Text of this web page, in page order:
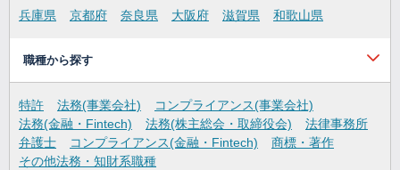
兵庫県 京都府 奈良県 大阪府 滋賀県 和歌山県
職種から探す
特許 法務(事業会社)
コンプライアンス(事業会社)
法務(金融・Fintech)
法務(株主総会・取締役会)
法律事務所
弁護士
コンプライアンス(金融・Fintech)
商標・著作
その他法務・知財系職種